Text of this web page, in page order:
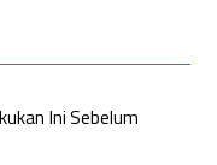
Ini Sebelum